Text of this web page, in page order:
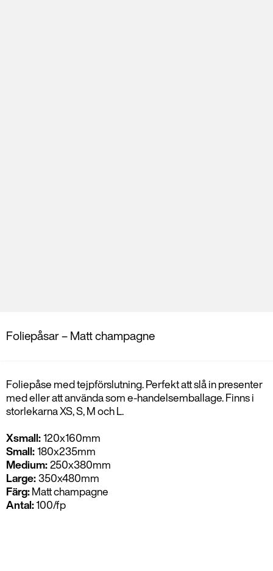
Foliepåsar – Matt champagne
Foliepåse med tejpförslutning. Perfekt att slå in presenter
med eller att använda som e-handelsemballage. Finns i
storlekarna XS, S, M och L.
Xsmall:120x160mm
Small:180x235mm
Medium:250x380mm
Large:350x480mm
Färg:Matt champagne
Antal:100/fp